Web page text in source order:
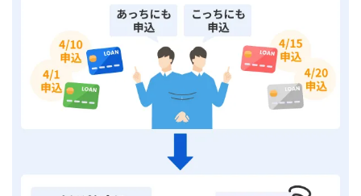
度・信頼性、口コミ・評判